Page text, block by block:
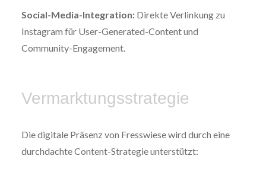
Social-Media-Integration:Direkte Verlinkung zu
Instagram für User-Generated-Content und
Community-Engagement.
Vermarktungsstrategie
Die digitale Präsenz von Fresswiese wird durch eine
durchdachte Content-Strategie unterstützt: